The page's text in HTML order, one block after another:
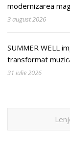
modernizarea
3 august 2026
SUMMER WELL
transformat
31 iulie 2026